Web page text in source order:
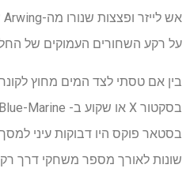
על רקע השחורים העמוקים של
בין אם טסתי לצד המים מחוץ
בסטאר פוקס היו דבוקות עיני
שונות לאורך מספר משחקי דרך רק